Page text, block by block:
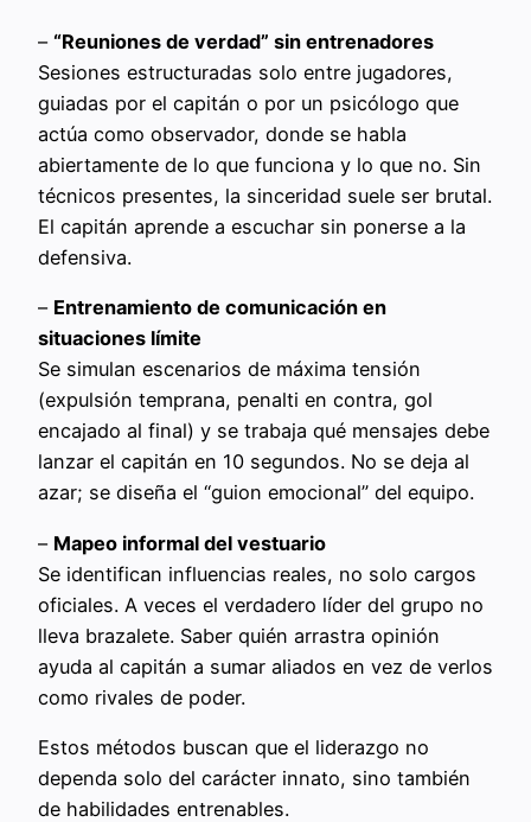
– “Reuniones de verdad” sin entrenadores
Sesiones estructuradas solo entre jugadores,
guiadas por el capitán o por un psicólogo que
actúa como observador, donde se habla
abiertamente de lo que funciona y lo que no. Sin
técnicos presentes, la sinceridad suele ser brutal.
El capitán aprende a escuchar sin ponerse a la
defensiva.
– Entrenamiento de comunicación en
situaciones límite
Se simulan escenarios de máxima tensión
(expulsión temprana, penalti en contra, gol
encajado al final) y se trabaja qué mensajes debe
lanzar el capitán en 10 segundos. No se deja al
azar; se diseña el “guion emocional” del equipo.
– Mapeo informal del vestuario
Se identifican influencias reales, no solo cargos
oficiales. A veces el verdadero líder del grupo no
lleva brazalete. Saber quién arrastra opinión
ayuda al capitán a sumar aliados en vez de verlos
como rivales de poder.
Estos métodos buscan que el liderazgo no
dependa solo del carácter innato, sino también
de habilidades entrenables.